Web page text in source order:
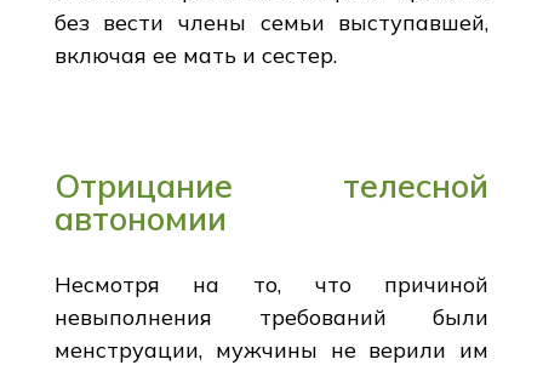
без вести члены семьи выступавшей,
включая ее мать и сестер.
Отрицание телесной
автономии
Несмотря на то, что причиной
невыполнения требований были
менструации, мужчины не верили им